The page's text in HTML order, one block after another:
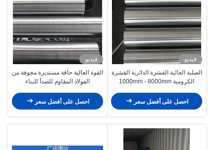
فيديو
الصلبة العالية القشرة الدائرية القشرة
الكرومية 1000mm - 8000mm
احصل على أفضل سعر
فيديو
القوة العالية حافة مستديرة مجوفة من
الفولاذ المقاوم للصدأ للبناء
احصل على أفضل سعر